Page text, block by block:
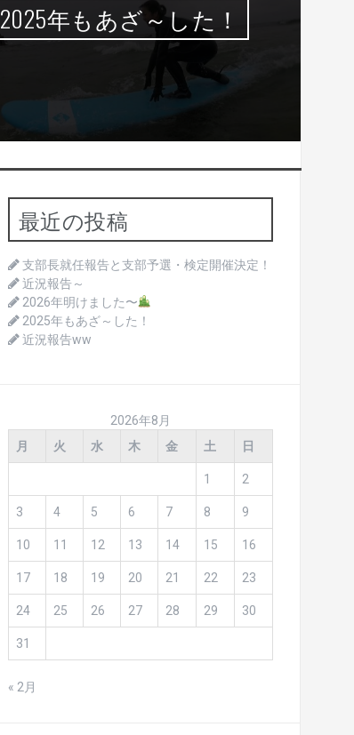
2025年もあざ～した！
最近の投稿
支部長就任報告と支部予選・検定開催決定！
近況報告～
2026年明けました〜
2025年もあざ～した！
近況報告ww
2026年8月
月
火 水 木 金 土 日
1 2
3 4 5 6 7 8 9
10 11 12 13 14 15 16
17 18 19 20 21 22 23
24 25 26 27 28 29 30
31
« 2月